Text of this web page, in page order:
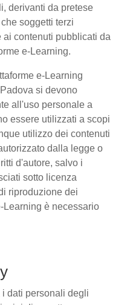
derivanti da pretese
soggetti terzi
contenuti pubblicati da
e-Learning.
e-Learning
si devono
all'uso personale a
essere utilizzati a scopi
utilizzo dei contenuti
dalla legge o
d'autore, salvo i
sotto licenza
riproduzione dei
Learning è necessario
i dati personali degli